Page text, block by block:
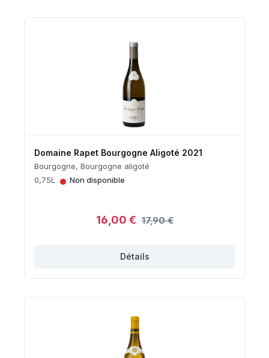
Domaine Rapet Bourgogne Aligoté 2021
Bourgogne, Bourgogne aligoté
0,75L
• Non disponible
16,00 € 17,90 €
Détails